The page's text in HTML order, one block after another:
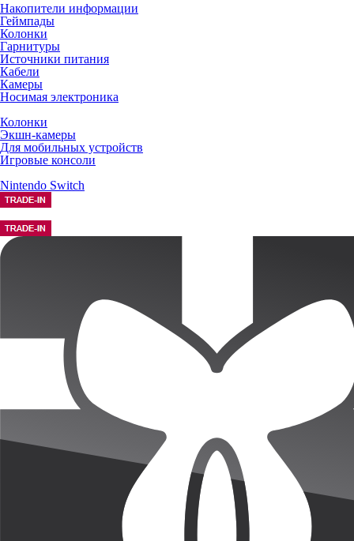
Накопители информации
Геймпады
Колонки
Гарнитуры
Источники питания
Кабели
Камеры
Носимая электроника
Колонки
Экшн-камеры
Для мобильных устройств
Игровые консоли
Nintendo Switch